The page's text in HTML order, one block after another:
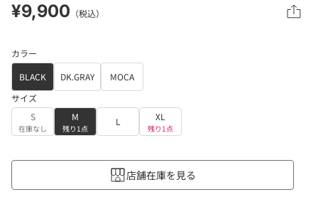
¥9,900 （税込）
カラー
BLACK
DK.GRAY
MOCA
サイズ
S
在庫なし
M
残り1点
L XL
残り1点
店舗在庫を見る